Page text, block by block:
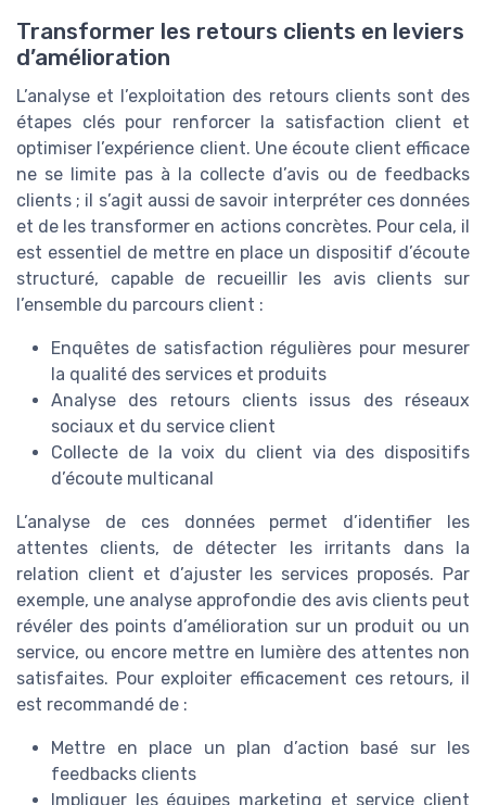
Transformer les retours clients en leviers
d’amélioration
L’analyse et l’exploitation des retours clients sont des
étapes clés pour renforcer la satisfaction client et
optimiser l’expérience client. Une écoute client efficace
ne se limite pas à la collecte d’avis ou de feedbacks
clients ; il s’agit aussi de savoir interpréter ces données
et de les transformer en actions concrètes. Pour cela, il
est essentiel de mettre en place un dispositif d’écoute
structuré, capable de recueillir les avis clients sur
l’ensemble du parcours client :
Enquêtes de satisfaction régulières pour mesurer
la qualité des services et produits
Analyse des retours clients issus des réseaux
sociaux et du service client
Collecte de la voix du client via des dispositifs
d’écoute multicanal
L’analyse de ces données permet d’identifier les
attentes clients, de détecter les irritants dans la
relation client et d’ajuster les services proposés. Par
exemple, une analyse approfondie des avis clients peut
révéler des points d’amélioration sur un produit ou un
service, ou encore mettre en lumière des attentes non
satisfaites. Pour exploiter efficacement ces retours, il
est recommandé de :
Mettre en place un plan d’action basé sur les
feedbacks clients
Impliquer les équipes marketing et service client